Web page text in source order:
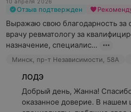
производства фирмы Siemens,
качество изображений при
нагрузки, сокращении
сокращении времени
объективной и
исследования, которая
10 апреля 2026
Отзыв подтвержден
Выражаю свою благодарность за
врачу ревматологу за
назначение, специалис...
Минск, пр-т Независимости, 58А
ЛОДЭ
Добрый день, Жанна!
оказанное доверие. В нашем